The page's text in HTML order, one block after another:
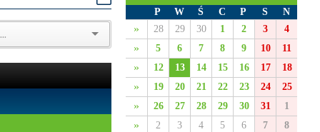
» 28 29 30 1 2 3 4
» 5 6 7 8 9 10 11
» 12 13 14 15 16 17 18
» 19 20 21 22 23 24 25
» 26 27 28 29 30 31 1
» 2 3 4 5 6 7 8
P W Ś C P S N